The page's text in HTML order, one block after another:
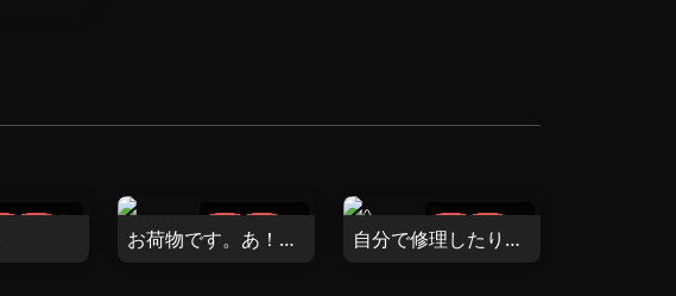
6
お荷物です。あ！履き忘れてますよ(終)
5
自分で修理したりって楽しいよね>ᴗ<✧
3